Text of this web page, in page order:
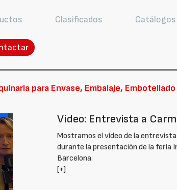
Clasificados Catálogos
para Envase, Embalaje,
Vídeo: Entrevista a
Mostramos el vídeo de la
durante la presentación de la feria
Barcelona.
[+]